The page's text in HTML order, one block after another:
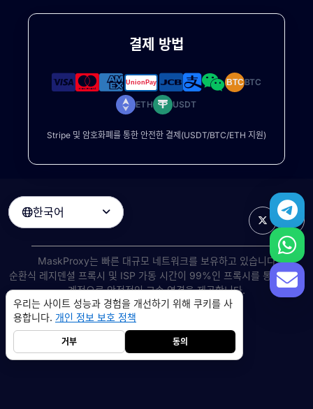
결제 방법
BTCBTC
ETH USDT
Stripe 및 암호화폐를 통한 안전한 결제(USDT/BTC/ETH 지원)
한국어 
MaskProxy는 빠른 대규모 네트워크를 보유하고 있습니다
순환식 레지덴셜 프록시 및 ISP 가동 시간이 99%인 프록시를 통해 전 세
계적으로 안정적인 고속 연결을 제공합니다.
©2026AIWAY LIMITED. 모든 권리 보유.
서비스 약관개인 정보 보호 정책환불 정책쿠키 정책
우리는 사이트 성능과 경험을 개선하기 위해 쿠키를 사
용합니다. 개인 정보 보호 정책
거부 동의